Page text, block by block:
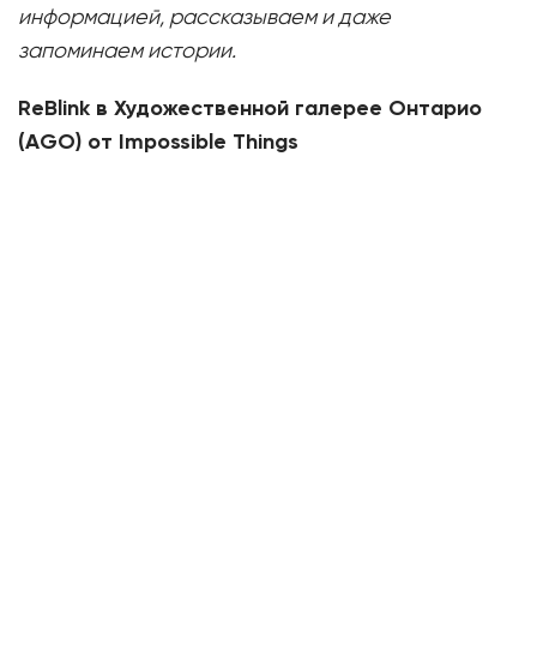
информацией, рассказываем и даже
запоминаем истории.
ReBlink в Художественной галерее Онтарио
(AGO) от Impossible Things